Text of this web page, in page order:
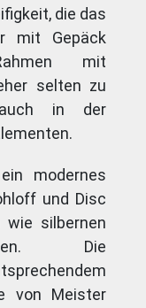
die das
mit Gepäck
mit
selten zu
in der
modernes
und Disc
wie silbernen
Die
von Meister